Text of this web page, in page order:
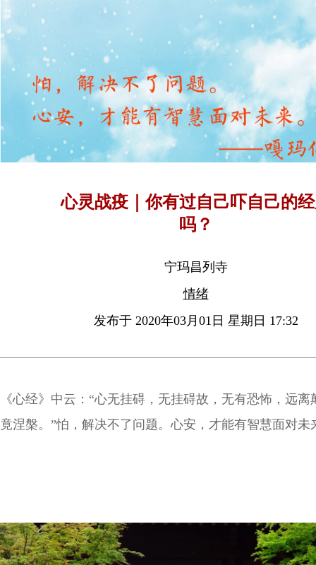
心灵战疫｜你有过自己吓自己的
吗？
宁玛昌列寺
情绪
发布于 2020年03月01日 星期日 17:32
《心经》中云：“心无挂碍，无挂碍故，无有恐怖，远离
竟涅槃。”怕，解决不了问题。心安，才能有智慧面对未